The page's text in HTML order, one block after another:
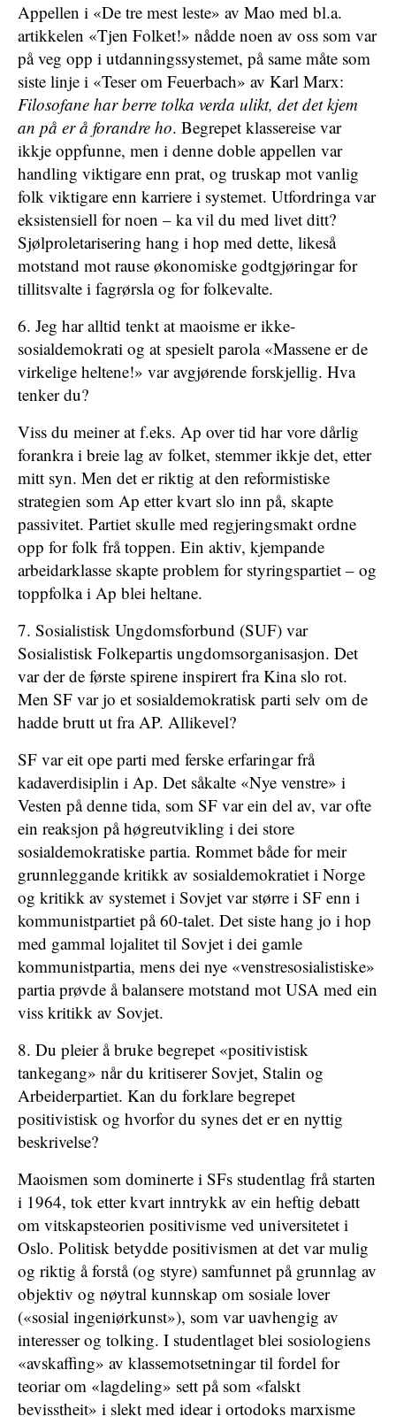
Appellen i «De tre mest leste» av Mao med bl.a.
artikkelen «Tjen Folket!» nådde noen av oss som var
på veg opp i utdanningssystemet, på same måte som
siste linje i «Teser om Feuerbach» av Karl Marx:
Filosofane har berre tolka verda ulikt, det det kjem
an på er å forandre ho. Begrepet klassereise var
ikkje oppfunne, men i denne doble appellen var
handling viktigare enn prat, og truskap mot vanlig
folk viktigare enn karriere i systemet. Utfordringa var
eksistensiell for noen – ka vil du med livet ditt?
Sjølproletarisering hang i hop med dette, likeså
motstand mot rause økonomiske godtgjøringar for
tillitsvalte i fagrørsla og for folkevalte.
6. Jeg har alltid tenkt at maoisme er ikke-
sosialdemokrati og at spesielt parola «Massene er de
virkelige heltene!» var avgjørende forskjellig. Hva
tenker du?
Viss du meiner at f.eks. Ap over tid har vore dårlig
forankra i breie lag av folket, stemmer ikkje det, etter
mitt syn. Men det er riktig at den reformistiske
strategien som Ap etter kvart slo inn på, skapte
passivitet. Partiet skulle med regjeringsmakt ordne
opp for folk frå toppen. Ein aktiv, kjempande
arbeidarklasse skapte ­problem for styringspartiet – og
toppfolka i Ap blei heltane.
7. Sosialistisk Ungdomsforbund (SUF) var
Sosialistisk Folkepartis ungdomsorganisasjon. Det
var der de første spirene inspirert fra Kina slo rot.
Men SF var jo et sosialdemokratisk parti selv om de
hadde brutt ut fra AP. Allikevel?
SF var eit ope parti med ferske erfaringar frå
kadaverdisiplin i Ap. Det såkalte «Nye venstre» i
Vesten på denne tida, som SF var ein del av, var ofte
ein reaksjon på høgreutvikling i dei store
sosialdemokratiske partia. Rommet både for meir
grunnleggande kritikk av ­sosialdemokratiet­­­ i Norge
og kritikk av systemet i Sovjet var større i SF enn i
kommunistpartiet på 60-talet. Det siste hang jo i hop
med gammal lojalitet til Sovjet i dei gamle
kommunistpartia, mens dei nye «venstre­sosialistiske»
partia prøvde å balansere motstand mot USA med ein
viss kritikk av Sovjet.
8. Du pleier å bruke begrepet «positivistisk
tankegang» når du kritiserer Sovjet, Stalin og
Arbeiderpartiet. Kan du forklare begrepet
positivistisk og hvorfor du synes det er en nyttig
beskrivelse?
Maoismen som dominerte i SFs studentlag frå starten
i 1964, tok etter kvart inntrykk av ein heftig debatt
om vitskapsteorien positivisme ved universitetet i
Oslo. Politisk betydde positiv­ismen at det var mulig
og riktig å forstå (og styre) samfunnet på grunnlag av
objektiv og nøytral kunnskap om sosiale lover
(«sosial ingeniørkunst»), som var uavhengig av
interesser og tolking. I studentlaget blei sosiologiens
«avskaffing» av klassemotsetningar til fordel for
teoriar om «lagdeling» sett på som «falskt
bevisstheit» i slekt med idear i ortodoks marxisme